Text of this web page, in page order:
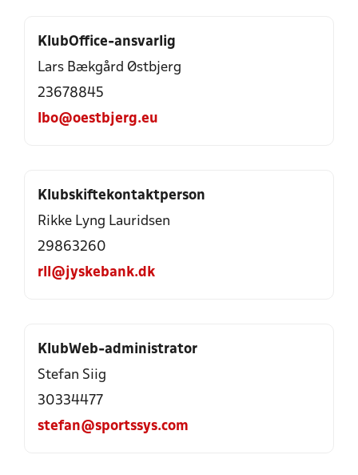
KlubOffice-ansvarlig
Lars Bækgård Østbjerg
23678845
lbo@oestbjerg.eu
Klubskiftekontaktperson
Rikke Lyng Lauridsen
29863260
rll@jyskebank.dk
KlubWeb-administrator
Stefan Siig
30334477
stefan@sportssys.com